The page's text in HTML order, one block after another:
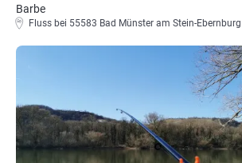
Barbe
Fluss bei 55583 Bad Münster am Stein-Ebernburg